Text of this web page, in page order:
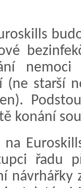
(ne starší
konání
řadu